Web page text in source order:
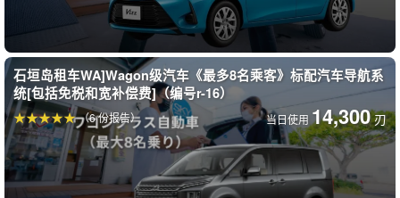
石垣岛租车WA]Wagon级汽车《最多8名乘客》标配汽车导航系
统[包括免税和宽补偿费]（编号r-16）
当日使用 14,300 刃
（6 份报告）